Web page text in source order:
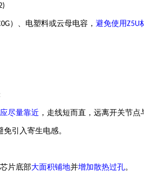
）、电塑料或云母电容， 避免使用Z5U
尽量靠近 ，走线短而直，远离开关节点
免引入寄生电感。
片底部大面积铺地并增加散热过孔。